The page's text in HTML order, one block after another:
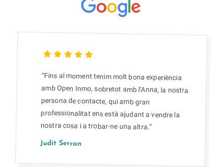
“Fins al moment tenim molt bona experiència
amb Open Inmo, sobretot amb l’Anna, la nostra
persona de contacte, qui amb gran
professionalitat ens està ajudant a vendre la
nostra cosa i a trobar-ne una altra.”
Judit Serran